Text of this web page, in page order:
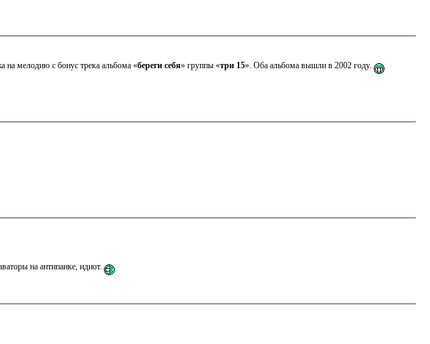
на мелодию с бонус трека альбома «береги себя» группы «три 15». Оба альбома вышли в 2002 году.
на антипанке, идиот.